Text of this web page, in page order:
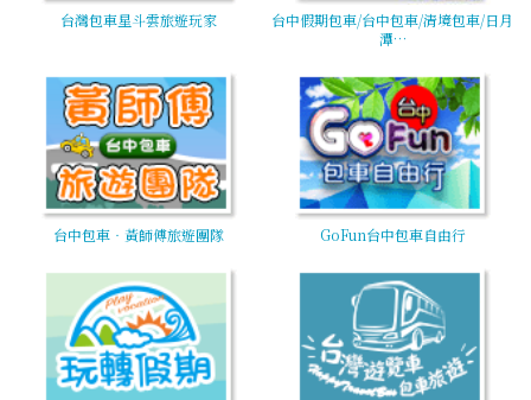
台灣包車星斗雲旅遊玩家
台中假期包車/台中包車/清境包車/日月
潭…
台中包車‧黃師傅旅遊團隊 GoFun台中包車自由行